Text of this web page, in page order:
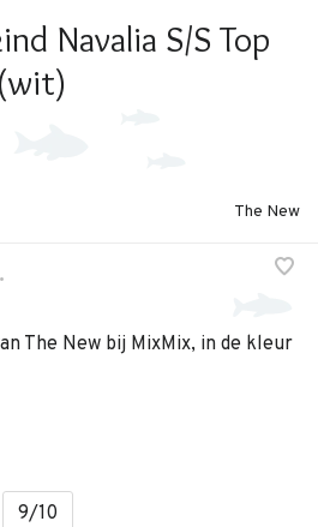
Navalia S/S Top
The New
•
The New bij MixMix, in de kleur
9/10